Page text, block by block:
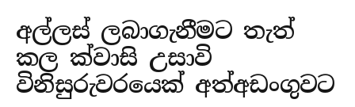
අල්ලස් ලබාගැනීමට තැත්
කල ක්වාසි උසාවි
විනිසුරුවරයෙක් අත්අඩංගුවට